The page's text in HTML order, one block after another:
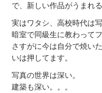
で、新しい作品がうまれる
実はワタシ、高校時代は写
暗室で同級生に教わって
さすがに今は自分で焼い
いは押してます。
写真の世界は深い。
建築も深い。。。